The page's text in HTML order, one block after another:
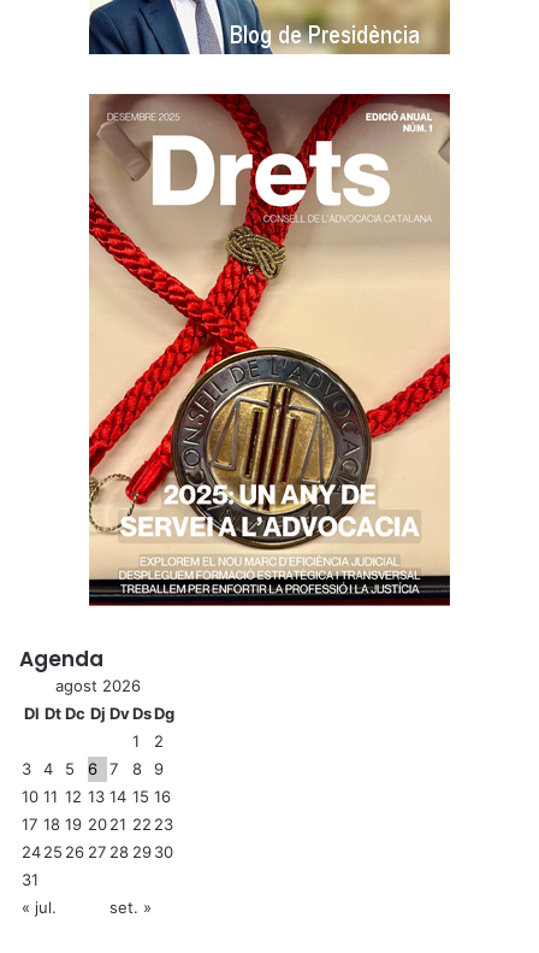
Agenda
agost 2026
Dl DtDc Dj DvDsDg
1
2
3
4 5 6 7 8
9
10 11 12 13 14 15 16
17 18 19 2021 22 23
2425 26 27 28 2930
31
« jul.
set. »